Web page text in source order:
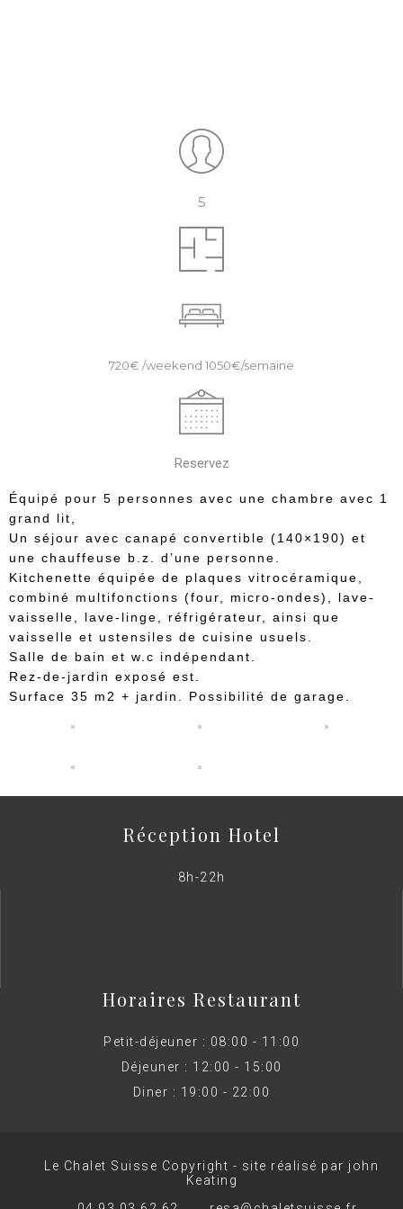
5
720€ /weekend 1050€/semaine
Reservez
Équipé pour 5 personnes avec une chambre avec 1
grand lit,
Un séjour avec canapé convertible (140×190) et
une chauffeuse b.z. d’une personne.
Kitchenette équipée de plaques vitrocéramique,
combiné multifonctions (four, micro-ondes), lave-
vaisselle, lave-linge, réfrigérateur, ainsi que
vaisselle et ustensiles de cuisine usuels.
Salle de bain et w.c indépendant.
Rez-de-jardin exposé est.
Surface 35 m2 + jardin. Possibilité de garage.
Réception Hotel
8h-22h
Horaires Restaurant
Petit-déjeuner : 08:00 - 11:00
Déjeuner : 12:00 - 15:00
Diner : 19:00 - 22:00
Le Chalet Suisse Copyright - site réalisé par john
Keating